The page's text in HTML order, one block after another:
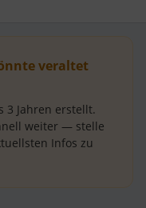
veraltet
3 Jahren erstellt.
weiter — stelle
Infos zu